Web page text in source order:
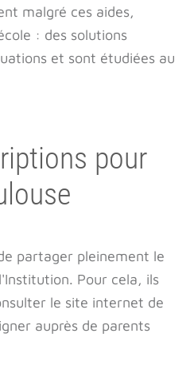
malgré ces aides,
: des solutions
et sont étudiées au
pour
partager pleinement le
Pour cela, ils
le site internet de
auprès de parents